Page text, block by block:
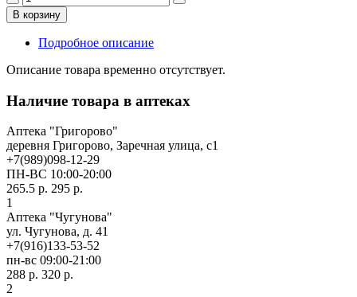
В корзину
Подробное описание
Описание товара временно отсутствует.
Наличие товара в аптеках
Аптека "Григорово"
деревня Григорово, Заречная улица, с1
+7(989)098-12-29
ПН-ВС 10:00-20:00
265.5 р. 295 р.
1
Аптека "Чугунова"
ул. Чугунова, д. 41
+7(916)133-53-52
пн-вс 09:00-21:00
288 р. 320 р.
2